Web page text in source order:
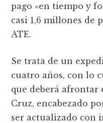
pago «en tiempo y
casi 1,6 millones de
ATE.
Se trata de un
cuatro años, con lo
que deberá afrontar
Cruz, encabezado
ser actualizado con